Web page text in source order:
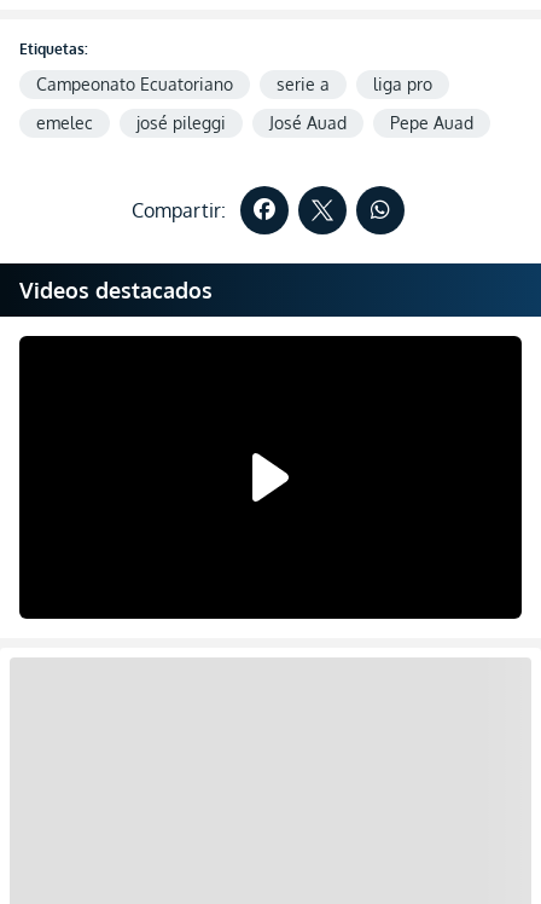
Etiquetas:
Campeonato Ecuatoriano serie a
liga pro
emelec
josé pileggi José Auad Pepe Auad
Compartir:
Videos destacados